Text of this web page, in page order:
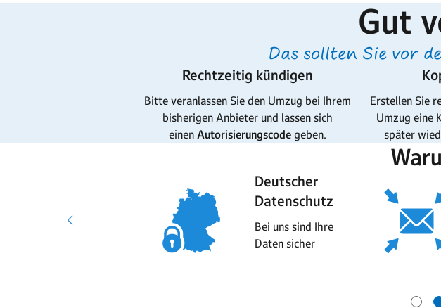
Gut
Das sollten Sie vor
Rechtzeitig kündigen
Bitte veranlassen Sie den Umzug bei Ihrem
bisherigen Anbieter und lassen sich
einen Autorisierungscode geben.
Erstellen Sie
Umzug eine
später
Ausschließlich in
Deutscher
Datenschutz
Bei uns sind Ihre
Daten sicher